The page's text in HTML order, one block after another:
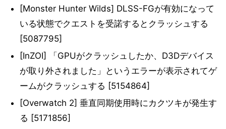
[Monster Hunter Wilds] DLSS-FGが有効になって
いる状態でクエストを受諾するとクラッシュする
[5087795]
[InZOI] 「GPUがクラッシュしたか、D3Dデバイス
が取り外されました」というエラーが表示されてゲ
ームがクラッシュする [5154864]
[Overwatch 2] 垂直同期使用時にカクツキが発生す
る [5171856]